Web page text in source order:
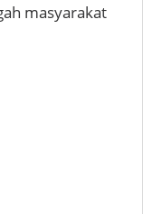
masyarakat